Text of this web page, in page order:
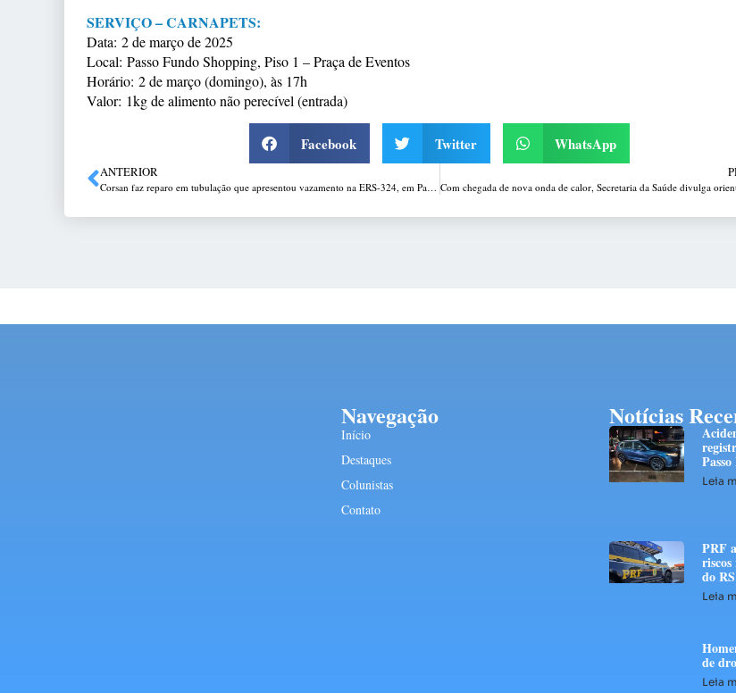
SERVIÇO – CARNAPETS:
Data: 2 de março de 2025
Local: Passo Fundo Shopping, Piso 1 – Praça de Eventos
Horário: 2 de março (domingo), às 17h
Valor: 1kg de alimento não perecível (entrada)
Facebook Twitter WhatsApp
ANTERIOR
Corsan faz reparo em tubulação que apresentou vazamento na ERS-324, em Passo Fundo
Navegação
Início
Destaques
Colunistas
Contato
Notícias
Leia
PRF
do
Leia
de
Leia